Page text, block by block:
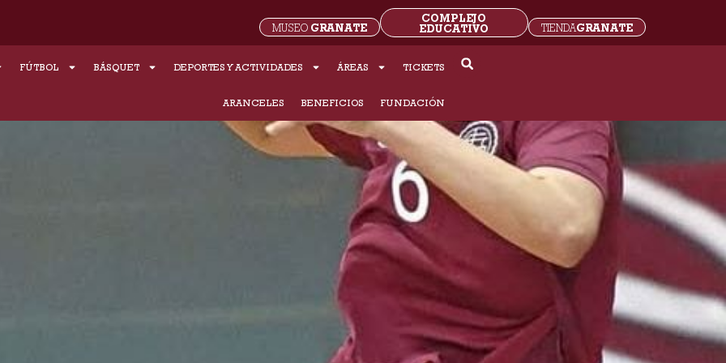
TIENDAGRANATE
COMPLEJO
EDUCATIVO
MUSEO GRANATE
FÚTBOL BÁSQUET DEPORTES Y ACTIVIDADES ÁREAS TICKETS
ARANCELES BENEFICIOS FUNDACIÓN